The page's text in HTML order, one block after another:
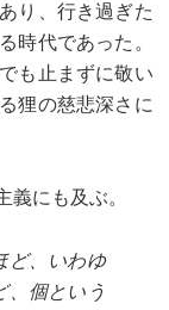
り、行き過ぎた
時代であった。
も止まずに敬い
狸の慈悲深さに
義にも及ぶ。
ど、いわゆ
、個という